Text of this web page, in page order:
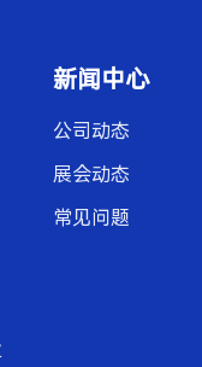
新闻中心
公司动态
展会动态
常见问题